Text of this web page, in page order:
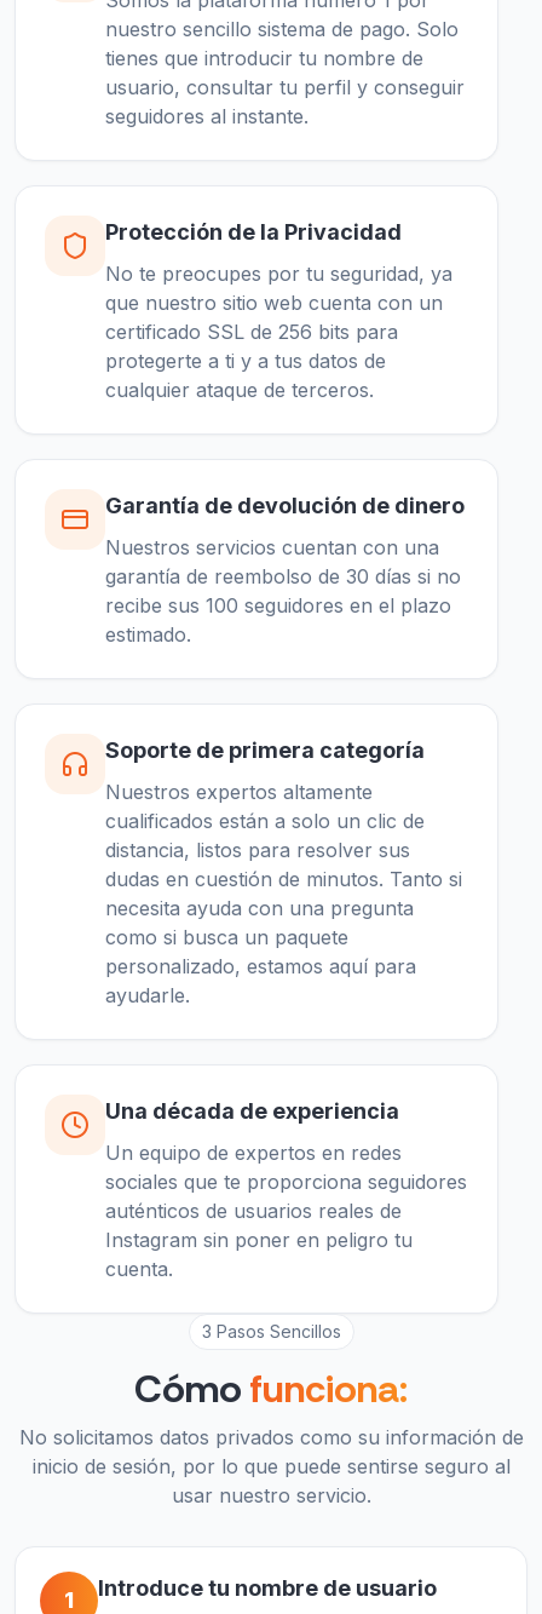
nuestro sencillo sistema de pago. Solo
tienes que introducir tu nombre de
usuario, consultar tu perfil y conseguir
seguidores al instante.
Protección de la Privacidad
No te preocupes por tu seguridad, ya
que nuestro sitio web cuenta con un
certificado SSL de 256 bits para
protegerte a ti y a tus datos de
cualquier ataque de terceros.
Garantía de devolución de dinero
Nuestros servicios cuentan con una
garantía de reembolso de 30 días si no
recibe sus 100 seguidores en el plazo
estimado.
Soporte de primera categoría
Nuestros expertos altamente
cualificados están a solo un clic de
distancia, listos para resolver sus
dudas en cuestión de minutos. Tanto si
necesita ayuda con una pregunta
como si busca un paquete
personalizado, estamos aquí para
ayudarle.
Una década de experiencia
Un equipo de expertos en redes
sociales que te proporciona seguidores
auténticos de usuarios reales de
Instagram sin poner en peligro tu
cuenta.
3 Pasos Sencillos
Cómofunciona:
No solicitamos datos privados como su información de
inicio de sesión, por lo que puede sentirse seguro al
usar nuestro servicio.
1 Introduce tu nombre de usuario